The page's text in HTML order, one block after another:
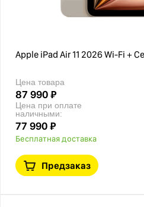
Apple iPad Air 11 2026 Wi-Fi +
Цена товара
87 990 ₽
Цена при оплате
наличными:
77 990 ₽
Бесплатная доставка
Предзаказ